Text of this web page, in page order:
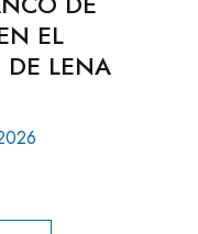
EL
LENA